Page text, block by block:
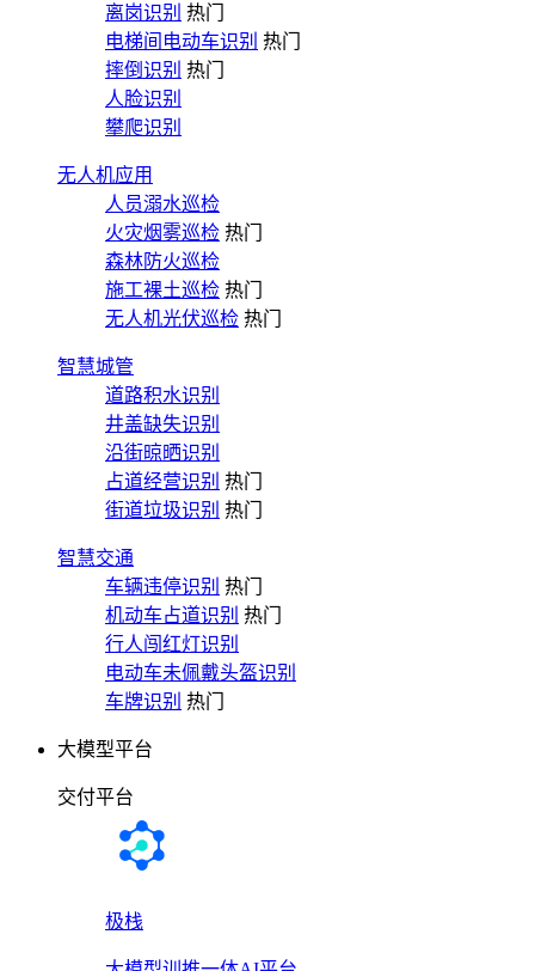
离岗识别 热门
电梯间电动车识别 热门
摔倒识别 热门
人脸识别
攀爬识别
无人机应用
人员溺水巡检
火灾烟雾巡检 热门
森林防火巡检
施工裸土巡检 热门
无人机光伏巡检 热门
智慧城管
道路积水识别
井盖缺失识别
沿街晾晒识别
占道经营识别 热门
街道垃圾识别 热门
智慧交通
车辆违停识别 热门
机动车占道识别 热门
行人闯红灯识别
电动车未佩戴头盔识别
车牌识别 热门
大模型平台
交付平台
极栈